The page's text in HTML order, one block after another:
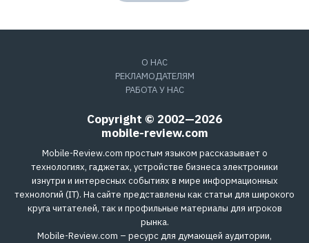
О НАС
РЕКЛАМОДАТЕЛЯМ
РАБОТА У НАС
Copyright © 2002—2026
mobile-review.com
Mobile-Review.com простым языком рассказывает о
технологиях, гаджетах, устройстве бизнеса электроники
изнутри и интересных событиях в мире информационных
технологий (IT). На сайте представлены как статьи для широкого
круга читателей, так и профильные материалы для игроков
рынка.
Mobile-Review.com – ресурс для думающей аудитории,